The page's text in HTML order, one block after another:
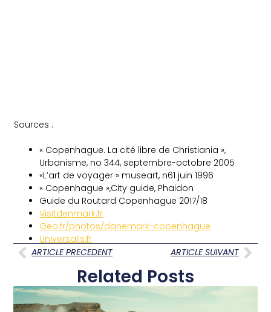
Sources :
« Copenhague. La cité libre de Christiania »,
Urbanisme, no 344, septembre-octobre 2005
«L’art de voyager » museart, n61 juin 1996
« Copenhague »,City guide, Phaidon
Guide du Routard Copenhague 2017/18
Visitdenmark.fr
Geo.fr/photos/danemark-copenhague
Universalis.fr
ARTICLE PRECEDENT
ARTICLE SUIVANT
Related Posts